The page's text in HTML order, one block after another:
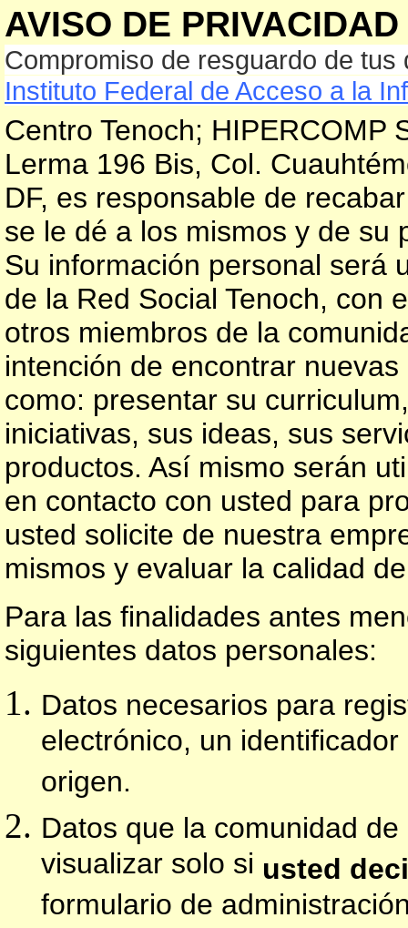
AVISO DE PRIVACIDAD
Compromiso de resguardo de
Instituto Federal de Acceso a la
Centro Tenoch; HIPERCOMP
Lerma 196 Bis, Col.
DF, es responsable de
se le dé a los mismos y de su
Su información personal será
de la Red Social Tenoch, con
otros miembros de la
intención de encontrar
como: presentar su
iniciativas, sus ideas, sus
productos. Así mismo serán
en contacto con usted para
usted solicite de nuestra
mismos y evaluar la calidad
Para las finalidades antes
siguientes datos personales:
Datos necesarios para
electrónico, un
origen.
Datos que la comunidad
visualizar solo si usted
formulario de